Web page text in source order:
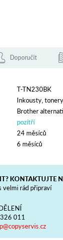
Doporučit
T-TN230BK
Inkousty,
Brother
pozítří
24 měsíců
6 měsíců
KONTAKTUJTE
velmi rád připraví
011